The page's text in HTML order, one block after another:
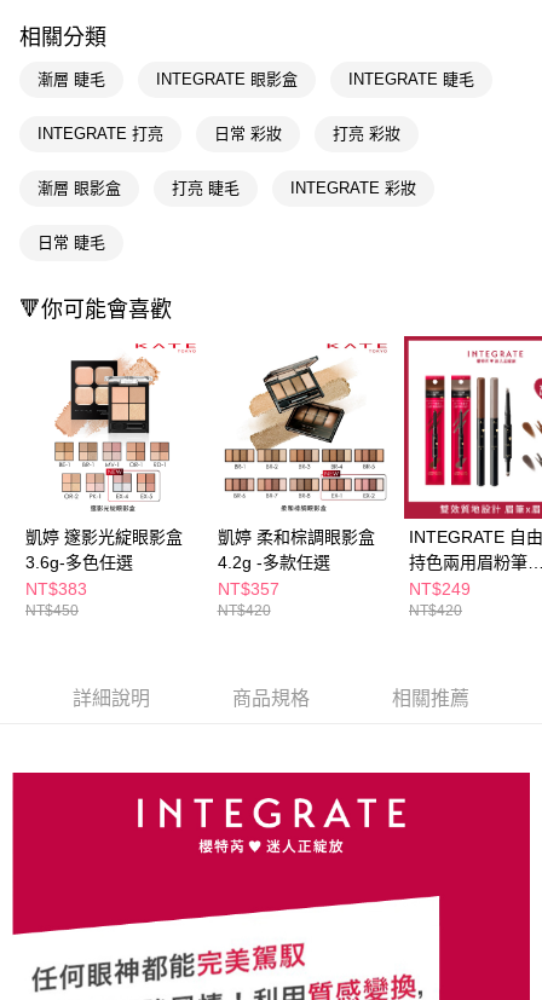
悠遊付
Google Pay
AFTEE先享後付
【關於「AFTEE先享後付」】
１．簡單：不需註冊會員、不需綁卡、不需儲值。
１．於結帳方式選擇「AFTEE先享後付」後，將跳轉至「AFTEE先享後付」
結帳頁面，進行簡訊認證並確認金額後，即可完成結帳。
２．訂單成立數日內，您將收到繳費通知簡訊。
３．收到繳費通知簡訊後14天內，點擊此簡訊中的連結，可透過四大超商／
ATM／網路銀行／等多元方式進行付款，方視為交易完成。
※ 請注意：結帳手續完成當下不需立刻繳費，但若您需要取消訂單，請聯絡
購買商品的店家。未經商家同意取消之訂單仍視為有效，需透過AFTEE先享
後付繳納相關費用。
※ 交易是否成功請以「AFTEE先享後付 」之結帳頁面顯示為準，若有關於
是否繳費成功／繳費後需取消欲退款等相關疑問，請聯繫「AFTEE先享後付
客戶支援中心」https://netprotections.freshdesk.com/support/home
【注意事項】
２．關於個人資料處理事宜，請瀏覽以下網址：
「AFTEE先享後付」，若未經同意申辦者引起之損失，本公司不負相關責
４．使用「AFTEE先享後付」時，將依據個別帳號之用戶狀況，依本公司即
時審查核予不同之上限額度；若仍有額度不足之情形，本公司將視審查結果
恩沛科技股份有限公司將有權停止該用戶之使用額度並採取法律行動。
即享券
全家取貨付款
付款後全家取貨
每筆NT$65，滿NT$390(含以上)免運費
萊爾富取貨付款
每筆NT$65，滿NT$490(含以上)免運費
付款後萊爾富取貨
每筆NT$65，滿NT$490(含以上)免運費
7-11取貨付款
付款後7-11取貨
每筆NT$100，滿NT$790(含以上)免運費
付款後寶雅門市自取(由倉庫統一出貨)
相關分類
漸層 睫毛 INTEGRATE 眼影盒 INTEGRATE 睫毛
INTEGRATE 打亮 日常 彩妝 打亮 彩妝
漸層 眼影盒 打亮 睫毛 INTEGRATE 彩妝
日常 睫毛
🔻你可能會喜歡
凱婷 邃影光綻眼影盒
3.6g-多色任選
NT$383
NT$450
凱婷 柔和棕調眼影盒
4.2g -多款任選
NT$357
NT$420
INTEGRATE 自
持色兩用眉粉筆
(0.36g+0.4g)-多
選
NT$249
NT$420
詳細說明 商品規格 相關推薦